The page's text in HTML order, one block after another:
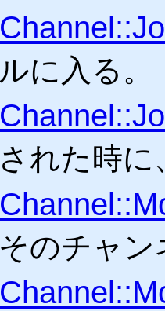
ルに入る。
された時
そのチャ